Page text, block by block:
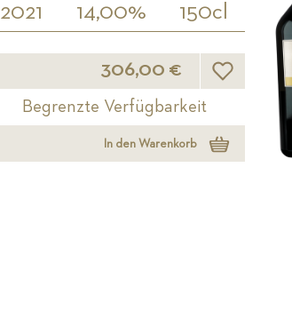
2021 14,00% 150cl
306,00 € Wunschliste
Begrenzte Verfügbarkeit
In den Warenkorb